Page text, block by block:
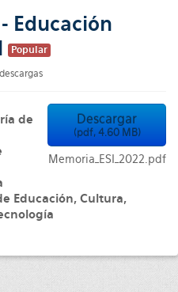
Educación
Popular
Descargar
(pdf, 4.60 MB)
Memoria_ESI_2022.pdf
de
Educación, Cultura,